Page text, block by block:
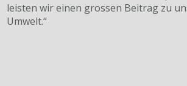
leisten wir einen grossen Beitrag zu
Umwelt.“